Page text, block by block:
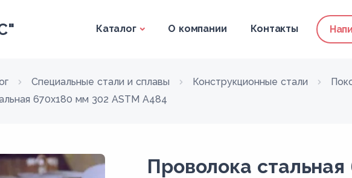
Каталог О компании Контакты
Специальные стали и сплавы Конструкционные стали
670х180 мм 302 ASTM A484
Проволока